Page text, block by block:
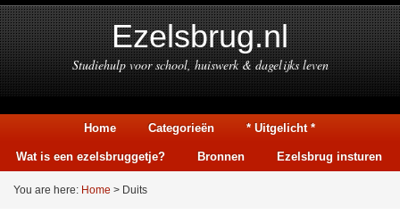
Ezelsbrug.nl
Studiehulp voor school, huiswerk & dagelijks leven
Home Categorieën * Uitgelicht *
Wat is een ezelsbruggetje? Bronnen Ezelsbrug insturen
You are here: Home > Duits